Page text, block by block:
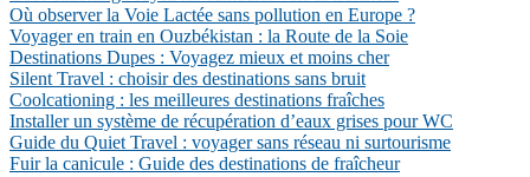
Où observer la Voie Lactée sans pollution en Europe ?
Voyager en train en Ouzbékistan : la Route de la Soie
Destinations Dupes : Voyagez mieux et moins cher
Silent Travel : choisir des destinations sans bruit
Coolcationing : les meilleures destinations fraîches
Installer un système de récupération d’eaux grises pour WC
Guide du Quiet Travel : voyager sans réseau ni surtourisme
Fuir la canicule : Guide des destinations de fraîcheur